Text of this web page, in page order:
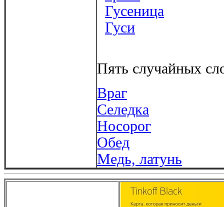
Гусеница
Гуси
Пять случайных
Враг
Селедка
Носорог
Обед
Медь, латунь